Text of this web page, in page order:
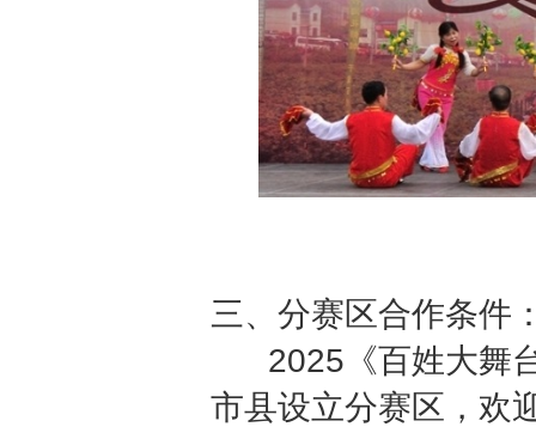
三、分赛区合作条件
2025《百姓大舞台
市县设立分赛区，欢